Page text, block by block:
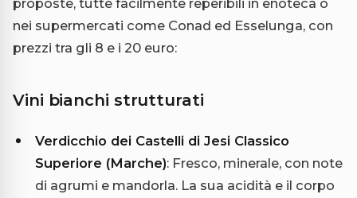
nei supermercati come Conad ed Esselunga, con
prezzi tra gli 8 e i 20 euro:
Vini bianchi strutturati
Verdicchio dei Castelli di Jesi Classico
Superiore (Marche): Fresco, minerale, con note
di agrumi e mandorla. La sua acidità e il corpo